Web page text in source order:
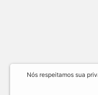
Nós respeitamos sua